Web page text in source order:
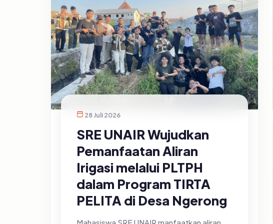
28 Juli 2026
SRE UNAIR Wujudkan
Pemanfaatan Aliran
Irigasi melalui PLTPH
dalam Program TIRTA
PELITA di Desa Ngerong